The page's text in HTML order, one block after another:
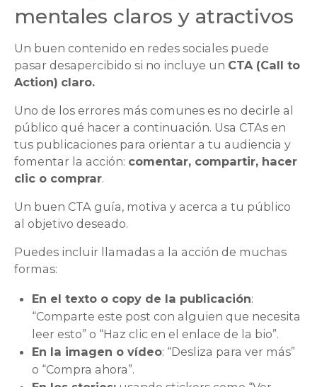
mentales claros y atractivos
Un buen contenido en redes sociales puede
pasar desapercibido si no incluye un CTA (Call to
Action) claro.
Uno de los errores más comunes es no decirle al
público qué hacer a continuación. Usa CTAs en
tus publicaciones para orientar a tu audiencia y
fomentar la acción: comentar, compartir, hacer
clic o comprar.
Un buen CTA guía, motiva y acerca a tu público
al objetivo deseado.
Puedes incluir llamadas a la acción de muchas
formas:
En el texto o copy de la publicación:
“Comparte este post con alguien que necesita
leer esto” o “Haz clic en el enlace de la bio”.
En la imagen o vídeo: “Desliza para ver más”
o “Compra ahora”.